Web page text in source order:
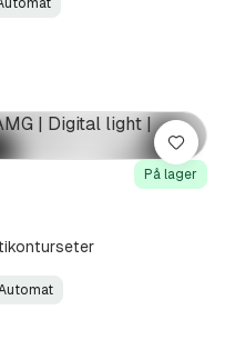
På lager
Lagre